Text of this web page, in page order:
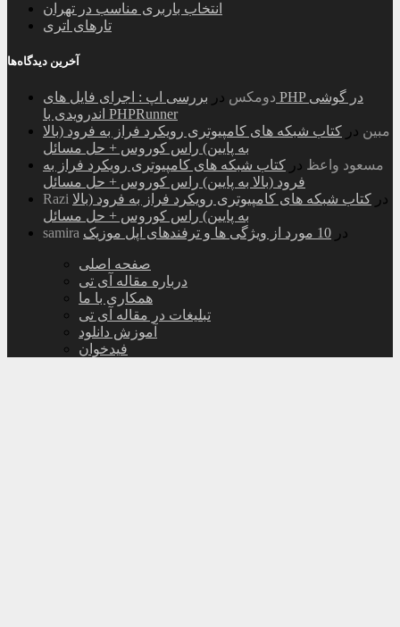
انتخاب باربری مناسب در تهران
تارهای اتری
آخرین دیدگاه‌ها
دومکس در بررسی اپ : اجرای فایل های PHP در گوشی
اندرویدی با PHPRunner
مبین در کتاب شبکه های کامپیوتری رویکرد فراز به فرود (بالا
به پایین) راس کوروس + حل مسائل
مسعود واعظ در کتاب شبکه های کامپیوتری رویکرد فراز به
فرود (بالا به پایین) راس کوروس + حل مسائل
Razi
در کتاب شبکه های کامپیوتری رویکرد فراز به فرود (بالا
به پایین) راس کوروس + حل مسائل
samira
در 10 مورد از ویژگی ها و ترفندهای اپل موزیک
صفحه اصلی
درباره مقاله آی تی
همکاری با ما
تبلیغات در مقاله آی تی
آموزش دانلود
فیدخوان